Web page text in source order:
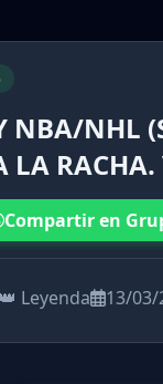
NBA/NHL
LA
Compartir en
👑 Leyenda 13/03/